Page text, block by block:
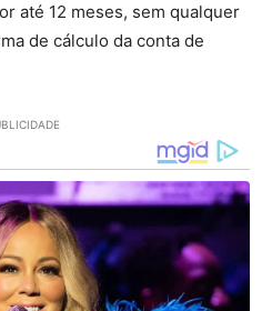
até 12 meses, sem qualquer
de cálculo da conta de